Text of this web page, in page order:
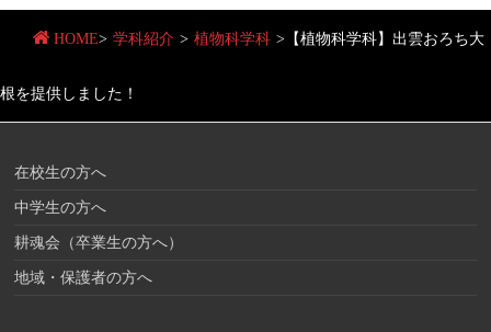
HOME> 学科紹介 > 植物科学科 > 【植物科学科】出雲おろち大
根を提供しました！
在校生の方へ
中学生の方へ
耕魂会（卒業生の方へ）
地域・保護者の方へ